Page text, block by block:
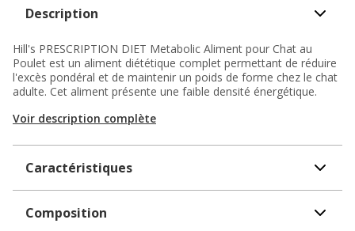
Description
Hill's PRESCRIPTION DIET Metabolic Aliment pour Chat au
Poulet est un aliment diététique complet permettant de réduire
l'excès pondéral et de maintenir un poids de forme chez le chat
adulte. Cet aliment présente une faible densité énergétique.
Voir description complète
Caractéristiques
Composition